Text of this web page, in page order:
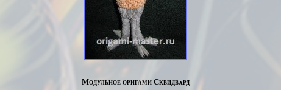
Модульное оригами Сквидвaрд